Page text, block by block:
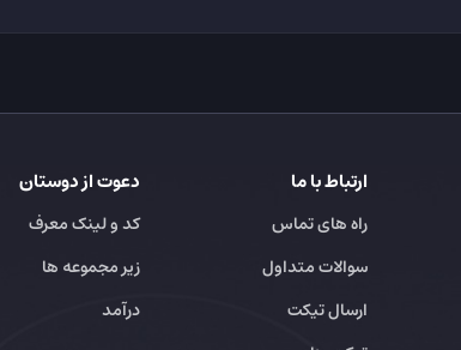
ارتباط با ما
راه های تماس
سوالات متداول
ارسال تیکت
دعوت از دوستان
کد و لینک معرف
زیر مجموعه ها
درآمد